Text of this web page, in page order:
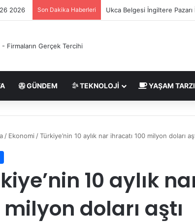
2026 Son Dakika Haberleri Ukca Belgesi İngiltere
GÜNDEM TEKNOLOJI YAŞAM TARZI
/ Ekonomi /Türkiye’nin 10 aylık nar ihracatı 100 milyon doları
10 aylık
milyon doları aştı